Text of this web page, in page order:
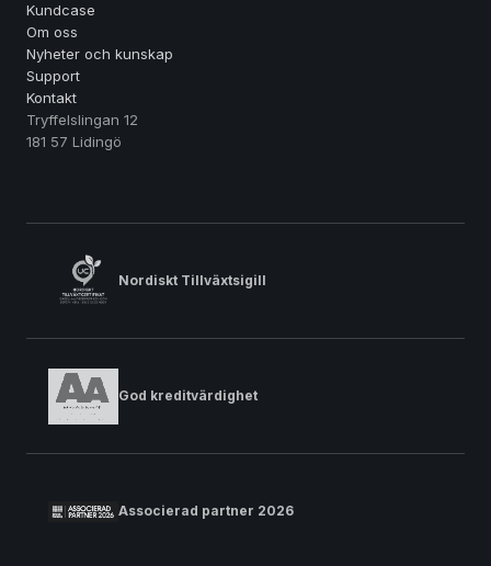
Kundcase
Om oss
Nyheter och kunskap
Support
Kontakt
Tryffelslingan 12
181 57 Lidingö
Nordiskt Tillväxtsigill
God kreditvärdighet
Associerad partner 2026